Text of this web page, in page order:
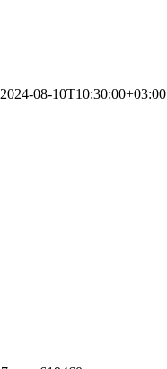
2024-08-10T10:30:00+03:00